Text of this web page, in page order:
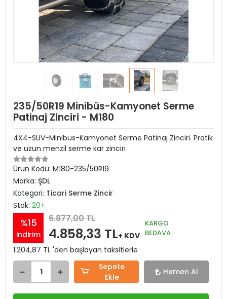
235/50R19 Minibüs-Kamyonet Serme
Patinaj Zinciri - M180
4X4-SUV-Minibüs-Kamyonet Serme Patinaj Zinciri. Pratik
ve uzun menzil serme kar zinciri
Ürün Kodu: M180-235/50R19
Marka: ŞDL
Kategori: Ticari Serme Zincir
Stok: 20+
%15
indirim
6.877,00 TL
4.858,33 TL+ KDV
KARGO
BEDAVA
1.204,87 TL 'den başlayan taksitlerle
Sepete
Ekle
Hemen Al